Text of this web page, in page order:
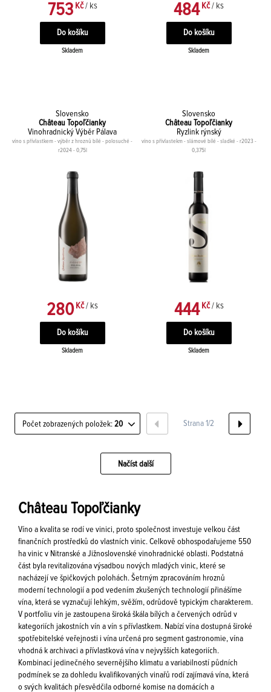
753Kč / ks
Skladem
484 Kč / ks
Skladem
Slovensko
Château Topoľčianky
Vinohradnický Výběr Pálava
víno s přívlastkem - výběr z hroznů bílé - polosuché -
r2024 - 0,75l
280Kč / ks
Skladem
Slovensko
Château Topoľčianky
Ryzlink rýnský
víno s přívlastekm - slámové bílé - sladké - r2023 -
0,375l
444 Kč / ks
Skladem
Počet zobrazených položek: 20
Načíst další
Strana 1/2
Château Topoľčianky
Víno a kvalita se rodí ve vinici, proto společnost investuje velkou část
finančních prostředků do vlastních vinic. Celkově obhospodařujeme 550
ha vinic v Nitranské a Jižnoslovenské vinohradnické oblasti. Podstatná
část byla revitalizována výsadbou nových mladých vinic, které se
nacházejí ve špičkových polohách. Šetrným zpracováním hroznů
moderní technologií a pod vedením zkušených technologií přinášíme
vína, která se vyznačují lehkým, svěžím, odrůdově typickým charakterem.
V portfoliu vín je zastoupena široká škála bílých a červených odrůd v
kategoriích jakostních vín a vín s přívlastkem. Nabízí vína dostupná široké
spotřebitelské veřejnosti i vína určená pro segment gastronomie, vína
vhodná k archivaci a přívlastková vína v nejvyšších kategoriích.
Kombinací jedinečného severnějšího klimatu a variabilností půdních
podmínek se za dohledu kvalifikovaných vinařů rodí zajímavá vína, která
o svých kvalitách přesvědčila odborné komise na domácích a